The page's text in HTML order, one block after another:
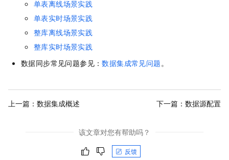
单表离线场景实践
单表实时场景实践
整库离线场景实践
整库实时场景实践
数据同步常见问题参见：数据集成常见问题。
上一篇： 数据集成概述 下一篇： 数据源配置
该文章对您有帮助吗？
反馈